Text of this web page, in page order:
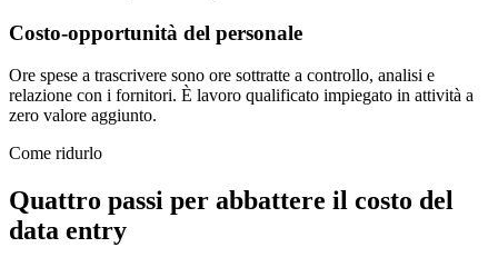
Costo-opportunità del personale
Ore spese a trascrivere sono ore sottratte a controllo, analisi e
relazione con i fornitori. È lavoro qualificato impiegato in attività a
zero valore aggiunto.
Come ridurlo
Quattro passi per abbattere il costo del
data entry